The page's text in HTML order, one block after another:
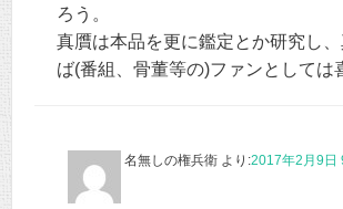
ろう。
真贋は本品を更に鑑定とか研究し
ば(番組、骨董等の)ファンとしては
名無しの権兵衛 より:2017年2月9日